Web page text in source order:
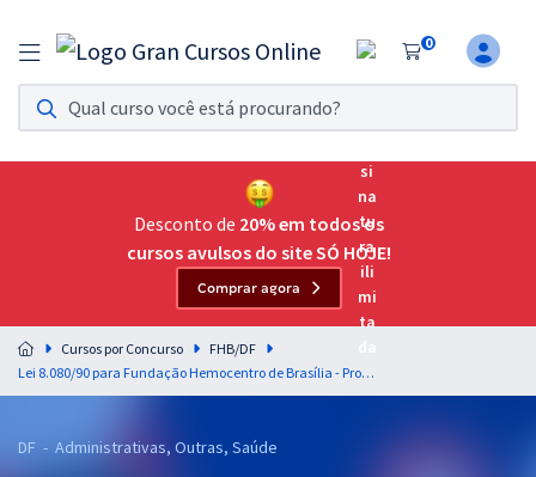
0
Assinatura Ilimitada 11
Acesso a todos os cursos. Teste grátis por 7 dias!
Assinatura OAB Até Passar
Acesso ilimitado a toda preparação para o Exame da
Residências Multiprofissionais
Preparação completa e intensiva para as principais
residências em saúde do Brasil
Desconto de 20% em todos os
cursos avulsos do site SÓ HOJE!
Comprar agora
Cursos por Concurso
FHB/DF
Lei 8.080/90 para Fundação Hemocentro de Brasília - Professora Natale Souza
DF - Administrativas, Outras, Saúde